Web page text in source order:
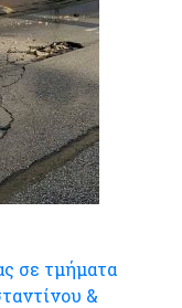
σε τμήματα
&